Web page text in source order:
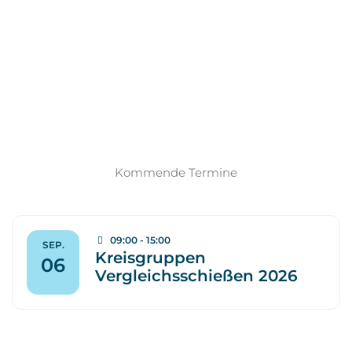
Kommende Termine
SEP.
06
09:00 - 15:00
Kreisgruppen
Vergleichsschießen 2026